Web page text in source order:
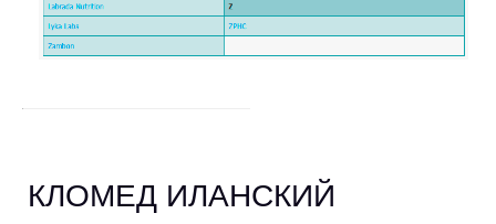
КЛОМЕД ИЛАНСКИЙ